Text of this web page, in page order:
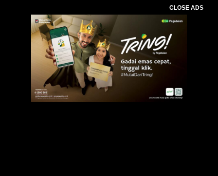
CLOSE ADS